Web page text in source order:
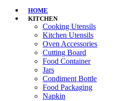
HOME
KITCHEN
Cooking Utensils
Kitchen Utensils
Oven Accessories
Cutting Board
Food Container
Jars
Condiment Bottle
Food Packaging
Napkin